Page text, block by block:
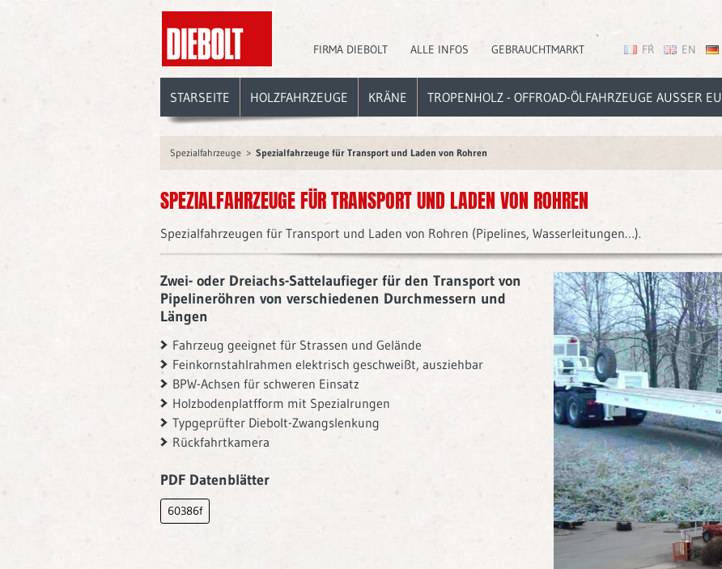
FIRMA DIEBOLT ALLE INFOS GEBRAUCHTMARKT FR EN
STARSEITE HOLZFAHRZEUGE KRÄNE TROPENHOLZ - OFFROAD-ÖLFAHRZEUGE AUSSER EU
Spezialfahrzeuge Spezialfahrzeuge für Transport und Laden von Rohren
SPEZIALFAHRZEUGE FÜR TRANSPORT UND LADEN VON ROHREN
Spezialfahrzeugen für Transport und Laden von Rohren (Pipelines, Wasserleitungen…).
Zwei- oder Dreiachs-Sattelaufieger für den Transport von
Pipelineröhren von verschiedenen Durchmessern und
Längen
Fahrzeug geeignet für Strassen und Gelände
Feinkornstahlrahmen elektrisch geschweißt, ausziehbar
BPW-Achsen für schweren Einsatz
Holzbodenplatfform mit Spezialrungen
Typgeprüfter Diebolt-Zwangslenkung
Rückfahrtkamera
PDF Datenblätter
60386f